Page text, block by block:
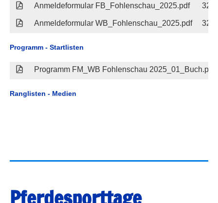
Anmeldeformular FB_Fohlenschau_2025.pdf 320
Anmeldeformular WB_Fohlenschau_2025.pdf 320
Programm - Startlisten
Programm FM_WB Fohlenschau 2025_01_Buch.pdf
Ranglisten - Medien